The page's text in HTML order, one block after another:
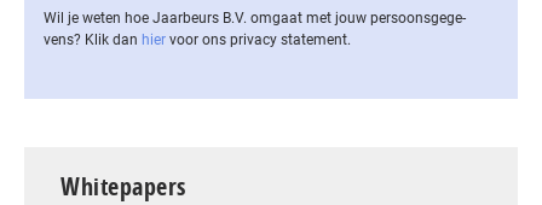
Wil je weten hoe Jaarbeurs B.V. omgaat met jouw per­soons­ge­ge­
vens? Klik dan hier voor ons privacy statement.
Whitepapers